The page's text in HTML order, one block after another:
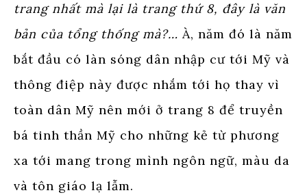
trang nhất mà lại là trang thứ 8, đây là văn
bản của tổng thống mà?… À, năm đó là năm
bắt đầu có làn sóng dân nhập cư tới Mỹ và
thông điệp này được nhắm tới họ thay vì
toàn dân Mỹ nên mới ở trang 8 để truyền
bá tinh thần Mỹ cho những kẻ từ phương
xa tới mang trong mình ngôn ngữ, màu da
và tôn giáo lạ lẫm.